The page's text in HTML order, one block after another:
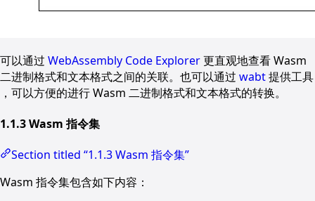
可以通过 WebAssembly Code Explorer更直观地查看 Wasm
二进制格式和文本格式之间的关联。也可以通过 wabt提供工具
，可以方便的进行 Wasm 二进制格式和文本格式的转换。
1.1.3 Wasm 指令集
Section titled “1.1.3 Wasm 指令集”
Wasm 指令集包含如下内容：